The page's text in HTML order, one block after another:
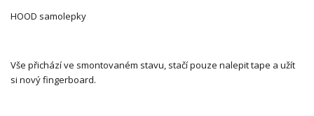
HOOD samolepky
Vše přichází ve smontovaném stavu, stačí pouze nalepit tape a užít
si nový fingerboard.